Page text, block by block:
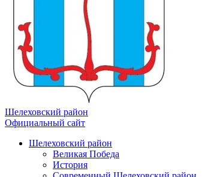
Шелеховский район
Официальный сайт
Шелеховский район
Великая Победа
История